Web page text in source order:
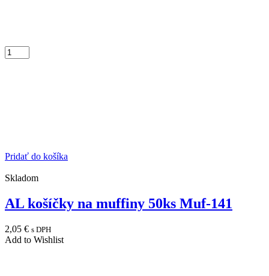
Pridať do košíka
Skladom
AL košíčky na muffiny 50ks Muf-141
2,05 € s DPH
Add to Wishlist